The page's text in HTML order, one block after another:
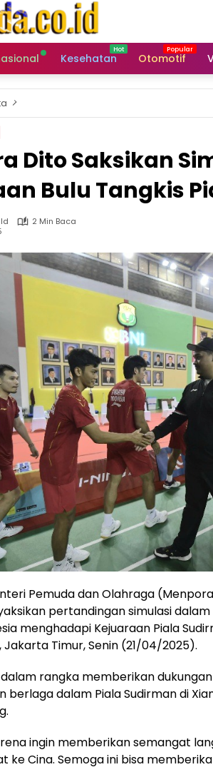
Kesehatan Otomotif
Dito Saksikan
Bulu Tangkis
2 Min Baca
Pemuda dan Olahraga
pertandingan simulasi
menghadapi Kejuaraan Piala
Jakarta Timur, Senin (21/04/2025).
rangka memberikan
berlaga dalam Piala Sudirman di
ingin memberikan semangat
ke Cina. Semoga ini bisa